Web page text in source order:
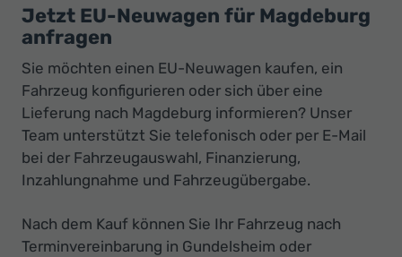
Jetzt EU-Neuwagen für Magdeburg
anfragen
Sie möchten einen EU-Neuwagen kaufen, ein
Fahrzeug konfigurieren oder sich über eine
Lieferung nach Magdeburg informieren? Unser
Team unterstützt Sie telefonisch oder per E-Mail
bei der Fahrzeugauswahl, Finanzierung,
Inzahlungnahme und Fahrzeugübergabe.
Nach dem Kauf können Sie Ihr Fahrzeug nach
Terminvereinbarung in Gundelsheim oder